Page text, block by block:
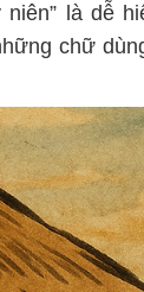
là dễ
chữ